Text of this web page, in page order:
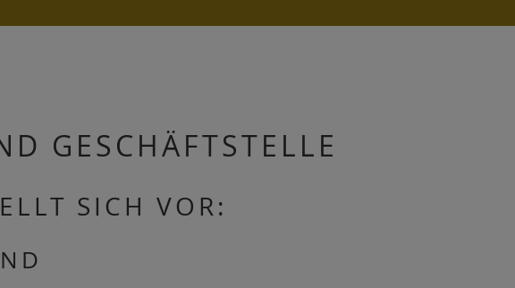
GESCHÄFTSTELLE
SICH VOR: